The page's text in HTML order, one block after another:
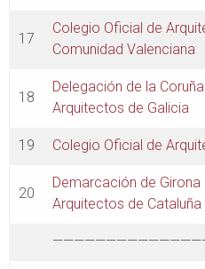
17
Colegio Oficial de
Comunidad Valenciana
18
Delegación de la
Arquitectos de Galicia
19 Colegio Oficial de
20
Demarcación de Girona
Arquitectos de Cataluña